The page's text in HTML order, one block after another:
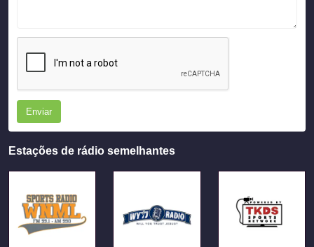
Enviar
Estações de rádio semelhantes